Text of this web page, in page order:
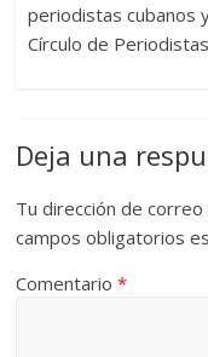
periodistas cubanos
Círculo de
Deja una
Tu dirección de
campos obligatorios
Comentario*